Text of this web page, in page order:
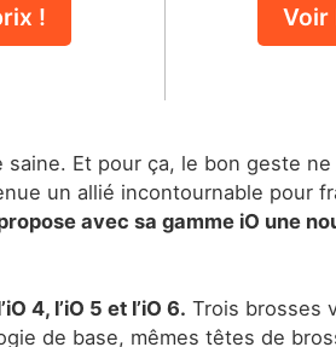
! Voir
Et pour ça, le bon geste
un allié incontournable pour
avec sa gamme iO une
4, l’iO 5 et l’iO 6. Trois brosses
de base, mêmes têtes de